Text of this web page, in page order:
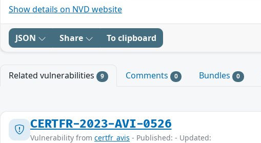
Show details on NVD website
JSON Share To clipboard
Related vulnerabilities 9 Comments 0 Bundles 0
CERTFR-2023-AVI-0526
Vulnerability from certfr_avis - Published: - Updated: